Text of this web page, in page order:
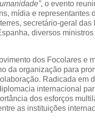
, o evento
mídia e
secretário-geral
diversos
dos Focolares e
da organização para
Radicada em
internacional
dos esforços
as instituições